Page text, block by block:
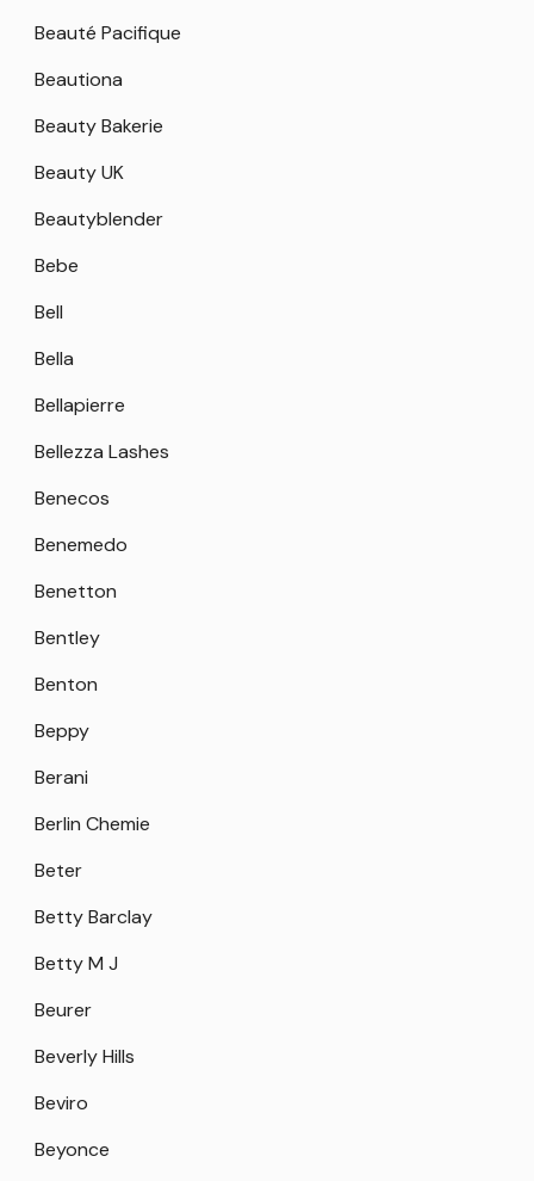
Beauté Pacifique
Beautiona
Beauty Bakerie
Beauty UK
Beautyblender
Bebe
Bell
Bella
Bellapierre
Bellezza Lashes
Benecos
Benemedo
Benetton
Bentley
Benton
Beppy
Berani
Berlin Chemie
Beter
Betty Barclay
Betty M J
Beurer
Beverly Hills
Beviro
Beyonce